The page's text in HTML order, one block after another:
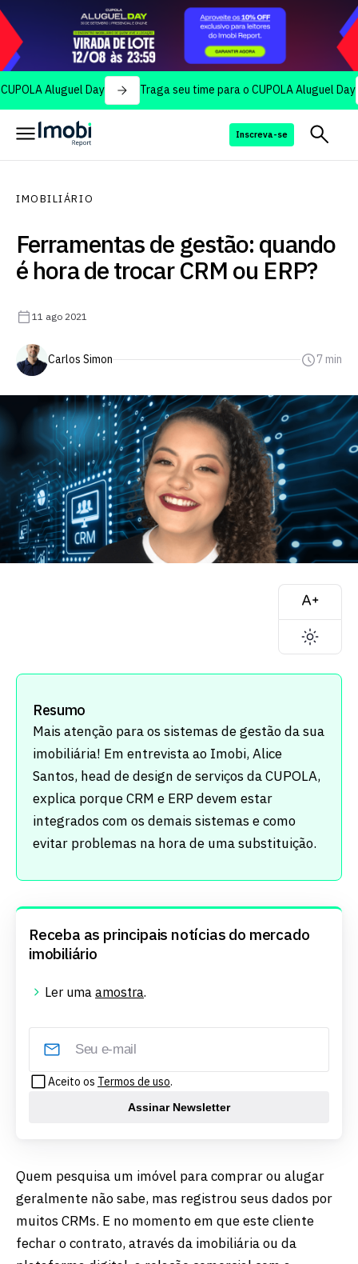
Day Traga seu time para o CUPOLA Aluguel Day
Inscreva-se
IMOBILIÁRIO
Ferramentas de gestão: quando
é hora de trocar CRM ou ERP?
11 ago 2021
Carlos Simon 7 min
Resumo
Mais atenção para os sistemas de gestão da sua
imobiliária! Em entrevista ao Imobi, Alice
Santos, head de design de serviços da CUPOLA,
explica porque CRM e ERP devem estar
integrados com os demais sistemas e como
evitar problemas na hora de uma substituição.
Receba as principais notícias do mercado
imobiliário
Ler uma amostra.
Aceito os Termos de uso.
Assinar Newsletter
Quem pesquisa um imóvel para comprar ou alugar
geralmente não sabe, mas registrou seus dados por
muitos CRMs. E no momento em que este cliente
fechar o contrato, através da imobiliária ou da